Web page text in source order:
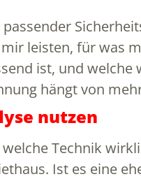
leisten, für was
ist, und
hängt von
nutzen
Technik
Ist es eine